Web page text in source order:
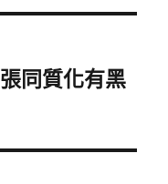
同質化有黑